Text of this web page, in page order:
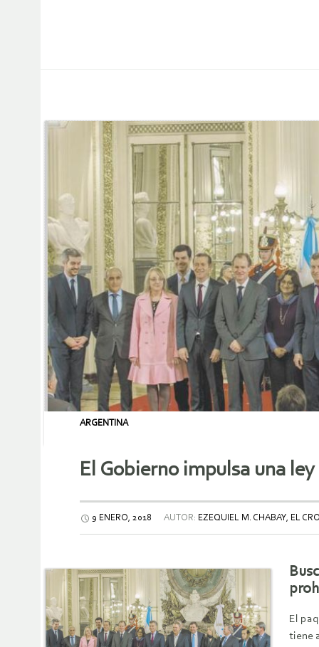
ARGENTINA
El Gobierno impulsa una
9 ENERO, 2018 AUTOR: EZEQUIEL M. CHABAY, EL
El
tiene